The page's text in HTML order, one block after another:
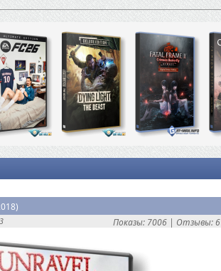
Показы: 7006 | Отзывы: 6